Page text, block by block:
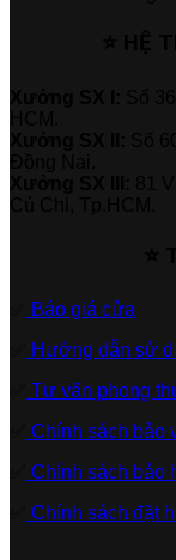
Báo giá cửa
Hướng dẫn sử
Tư vấn phong
Chính sách bảo
Chính sách bảo
Chính sách đặt